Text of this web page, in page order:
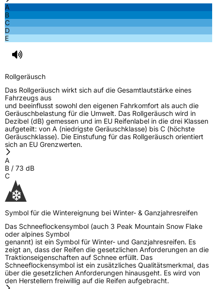
A
B
C
D
E
Rollgeräusch
Das Rollgeräusch wirkt sich auf die Gesamtlautstärke eines
Fahrzeugs aus
und beeinflusst sowohl den eigenen Fahrkomfort als auch die
Geräuschbelastung für die Umwelt. Das Rollgeräusch wird in
Dezibel (dB) gemessen und im EU Reifenlabel in die drei Klassen
aufgeteilt: von A (niedrigste Geräuschklasse) bis C (höchste
Geräuschklasse). Die Einstufung für das Rollgeräusch orientiert
sich an EU Grenzwerten.
A
B / 73 dB
C
Symbol für die Wintereignung bei Winter- & Ganzjahresreifen
Das Schneeflockensymbol (auch 3 Peak Mountain Snow Flake
oder alpines Symbol
genannt) ist ein Symbol für Winter- und Ganzjahresreifen. Es
zeigt an, dass der Reifen die gesetzlichen Anforderungen an die
Traktionseigenschaften auf Schnee erfüllt. Das
Schneeflockensymbol ist ein zusätzliches Qualitätsmerkmal, das
über die gesetzlichen Anforderungen hinausgeht. Es wird von
den Herstellern freiwillig auf die Reifen aufgebracht.